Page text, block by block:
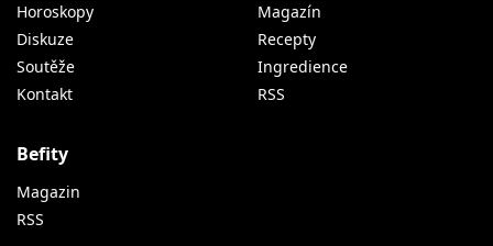
Horoskopy
Diskuze
Soutěže
Kontakt
Magazín
Recepty
Ingredience
RSS
Befity
Magazin
RSS